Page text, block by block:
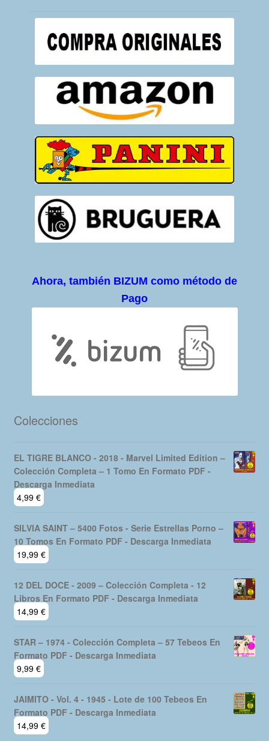
Ahora, también BIZUM como método de
Pago
Colecciones
EL TIGRE BLANCO - 2018 - Marvel Limited Edition –
Colección Completa – 1 Tomo En Formato PDF -
Descarga Inmediata
4,99 €
SILVIA SAINT – 5400 Fotos - Serie Estrellas Porno –
10 Tomos En Formato PDF - Descarga Inmediata
19,99 €
12 DEL DOCE - 2009 – Colección Completa - 12
Libros En Formato PDF - Descarga Inmediata
14,99 €
STAR – 1974 - Colección Completa – 57 Tebeos En
Formato PDF - Descarga Inmediata
9,99 €
JAIMITO - Vol. 4 - 1945 - Lote de 100 Tebeos En
Formato PDF - Descarga Inmediata
14,99 €